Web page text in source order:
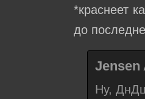
*краснеет
до
Jensen
Ну,